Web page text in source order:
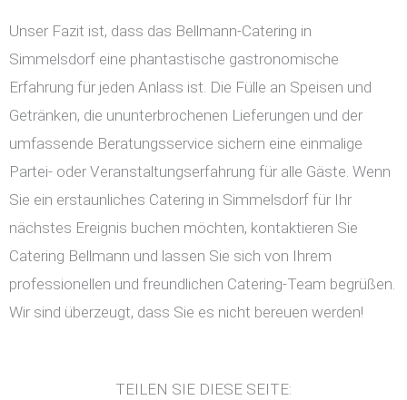
Unser Fazit ist, dass das Bellmann-Catering in
Simmelsdorf eine phantastische gastronomische
Erfahrung für jeden Anlass ist. Die Fülle an Speisen und
Getränken, die ununterbrochenen Lieferungen und der
umfassende Beratungsservice sichern eine einmalige
Partei- oder Veranstaltungserfahrung für alle Gäste. Wenn
Sie ein erstaunliches Catering in Simmelsdorf für Ihr
nächstes Ereignis buchen möchten, kontaktieren Sie
Catering Bellmann und lassen Sie sich von Ihrem
professionellen und freundlichen Catering-Team begrüßen.
Wir sind überzeugt, dass Sie es nicht bereuen werden!
TEILEN SIE DIESE SEITE: